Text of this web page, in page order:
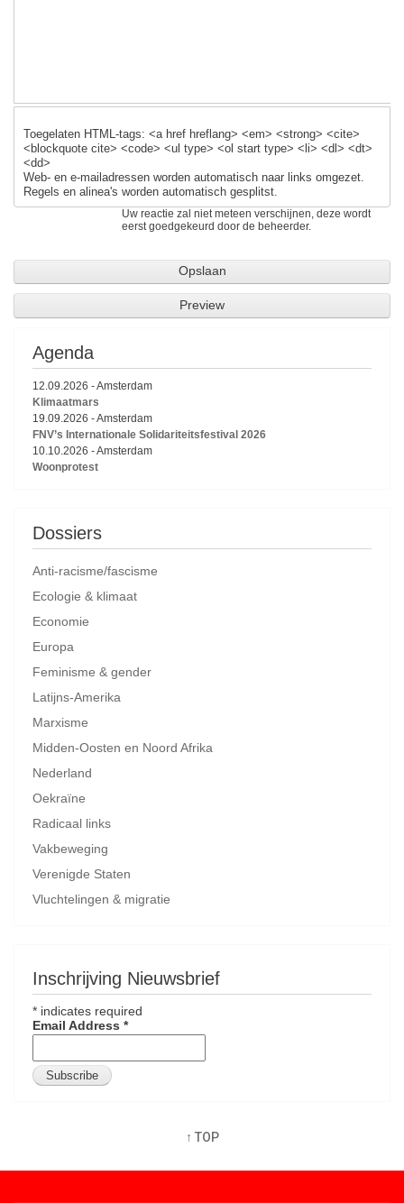
Toegelaten HTML-tags: <a href hreflang> <em> <strong> <cite>
<blockquote cite> <code> <ul type> <ol start type> <li> <dl> <dt>
<dd>
Web- en e-mailadressen worden automatisch naar links omgezet.
Regels en alinea's worden automatisch gesplitst.
Uw reactie zal niet meteen verschijnen, deze wordt
eerst goedgekeurd door de beheerder.
Agenda
12.09.2026 -Amsterdam
Klimaatmars
19.09.2026 -Amsterdam
FNV’s Internationale Solidariteitsfestival 2026
10.10.2026 -Amsterdam
Woonprotest
Dossiers
Anti-racisme/fascisme
Ecologie & klimaat
Economie
Europa
Feminisme & gender
Latijns-Amerika
Marxisme
Midden-Oosten en Noord Afrika
Nederland
Oekraïne
Radicaal links
Vakbeweging
Verenigde Staten
Vluchtelingen & migratie
Inschrijving Nieuwsbrief
* indicates required
Email Address *
↑ TOP